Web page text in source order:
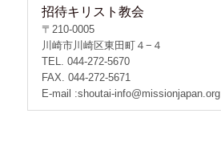
招待キリスト教会
〒210-0005
川崎市川崎区東田町４−４
TEL. 044-272-5670
FAX. 044-272-5671
E-mail :shoutai-info@missionjapan.org